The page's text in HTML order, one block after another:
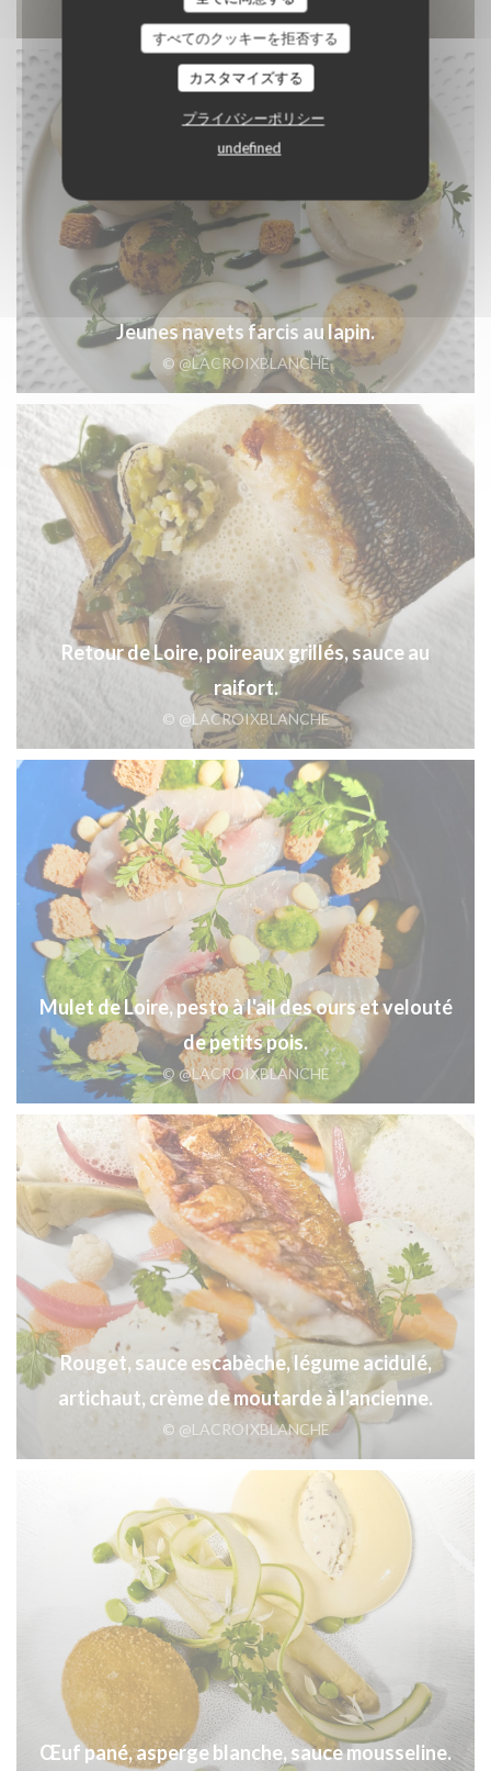
すべてのクッキーを拒否する
カスタマイズする
プライバシーポリシー
undefined
© LA CROIX BLANCHE
Jeunes navets farcis au lapin.
© @LACROIXBLANCHE
Retour de Loire, poireaux grillés, sauce au
raifort.
© @LACROIXBLANCHE
Mulet de Loire, pesto à l'ail des ours et velouté
de petits pois.
© @LACROIXBLANCHE
Rouget, sauce escabèche, légume acidulé,
artichaut, crème de moutarde à l'ancienne.
© @LACROIXBLANCHE
Œuf pané, asperge blanche, sauce mousseline.